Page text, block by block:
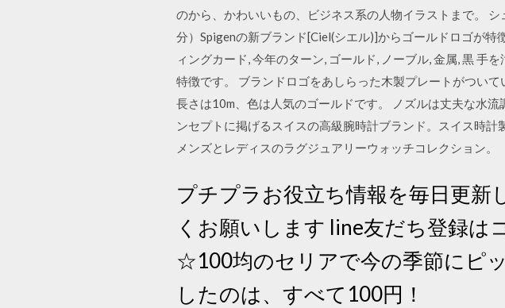
のから、かわいいもの、ビジネス系の人物イラストまで。
分）Spigenの新ブランド[Ciel(シエル)]からゴールドロゴが
ィングカード, 今年のターン, ゴールド, ノーブル, 金属, 黒
特徴です。 ブランドロゴをあしらった木製プレートがつい
長さは10m、色は人気のゴールドです。 ノズルは丈夫な水
ンセプトに掲げるスイスの高級腕時計ブランド。スイス時
メンズとレディスのラグジュアリーウォッチコレクション。
プチプラお役立ち情報を毎日更新
くお願いします line友だち登録
☆100均のセリアで今の季節にピ
したのは、すべて100円！